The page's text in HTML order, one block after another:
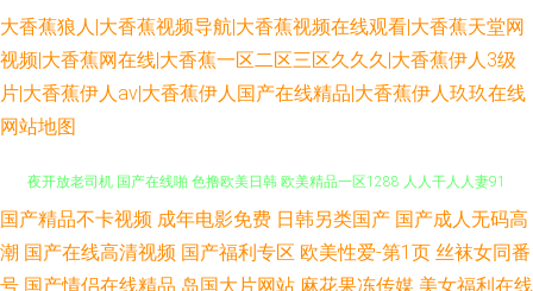
大香蕉狼人|大香蕉视频导航|大香蕉视频在线观看|大香蕉天堂网
视频|大香蕉网在线|大香蕉一区二区三区久久久|大香蕉伊人3级
片|大香蕉伊人av|大香蕉伊人国产在线精品|大香蕉伊人玖玖在线
网站地图
女同片库网 日韩五级片 久久久综合网 成人网天堂网在线视频 狠狠操无码 午
夜开放老司机 国产在线啪 色撸欧美日韩 欧美精品一区1288 人人干人人妻91
国产精品不卡视频 成年电影免费 日韩另类国产 国产成人无码高
潮 国产在线高清视频 国产福利专区 欧美性爱-第1页 丝袜女同番
号 国产情侣在线精品 岛国大片网站 麻花果冻传媒 美女福利在线